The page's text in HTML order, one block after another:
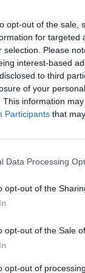
opt-out of the sale,
for targeted
selection. Please
interest-based
to third
of your
This information
Participants that
Data Processing
opt-out of the
opt-out of the Sale
opt-out of
06:00
mintegy 1900
gyűjtése
előszeretettel
képzelnek el: